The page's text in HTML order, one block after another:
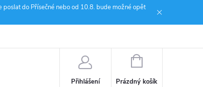
do Přísečné nebo od 10.8. bude možné opět
Přihlášení
NÁKUPNÍ
Prázdný košík